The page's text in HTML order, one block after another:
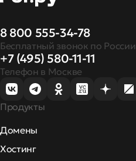
8 800 555-34-78
Бесплатный звонок по России
+7 (495) 580-11-11
Телефон в Москве
Продукты
Домены
Хостинг